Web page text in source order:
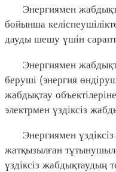
Энергиямен
бойынша
дауды шешу үшін
Энергиямен
беруші (энергия
жабдықтау
электрмен үздіксіз
Энергиямен үздіксіз
жатқызылған
үздіксіз жабдықтаудың